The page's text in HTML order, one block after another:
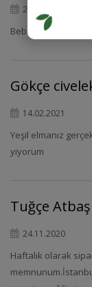
22.02.2021
Bebeğimize
Gökçe
14.02.2021
Yeşil elmanız
yiyorum
Tuğçe Atbaş
24.11.2020
Haftalık olarak